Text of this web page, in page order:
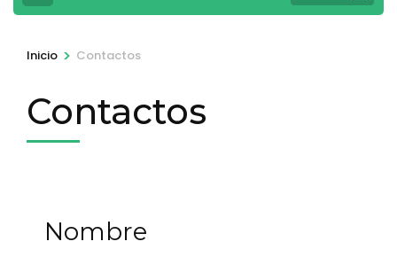
Inicio > Contactos
Contactos
Nombre